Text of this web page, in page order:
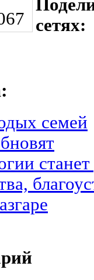
сетях:
семей